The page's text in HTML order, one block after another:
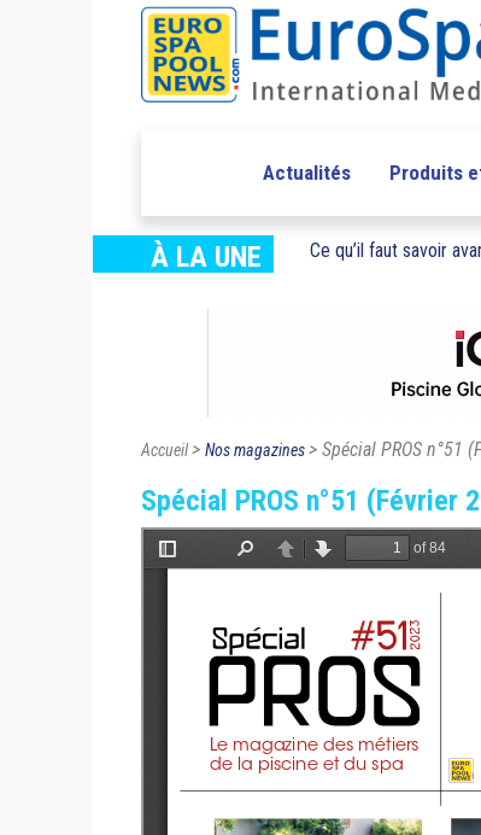
Actualités Produits
À LA UNE Ce qu’il faut savoir
Accueil> Nos magazines> Spécial PROS n°51
Spécial PROS n°51 (Février